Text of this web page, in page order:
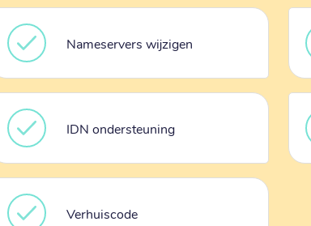
Nameservers wijzigen
IDN ondersteuning
Verhuiscode